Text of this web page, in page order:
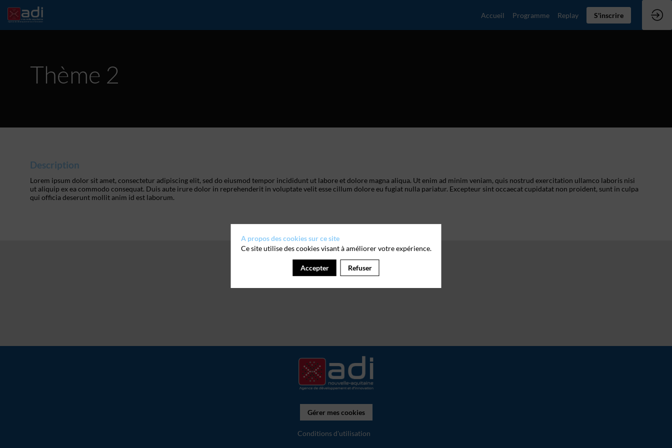
Accueil Programme Replay S'inscrire
Thème 2
Description
Lorem ipsum dolor sit amet, consectetur adipiscing elit, sed do eiusmod tempor incididunt ut labore et dolore magna aliqua. Ut enim ad minim veniam, quis nostrud exercitation ullamco laboris nisi
ut aliquip ex ea commodo consequat. Duis aute irure dolor in reprehenderit in voluptate velit esse cillum dolore eu fugiat nulla pariatur. Excepteur sint occaecat cupidatat non proident, sunt in culpa
qui officia deserunt mollit anim id est laborum.
Gérer mes cookies
Conditions d'utilisation
A propos des cookies sur ce site
Ce site utilise des cookies visant à améliorer votre expérience.
Accepter Refuser